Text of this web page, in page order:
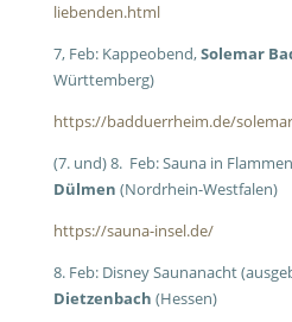
liebenden.html
7, Feb: Kappeobend,Solemar
Württemberg)
https://badduerrheim.de/
(7. und) 8. Feb: Sauna in
Dülmen (Nordrhein-Westfalen)
https://sauna-insel.de/
8. Feb: Disney Saunanacht
Dietzenbach (Hessen)